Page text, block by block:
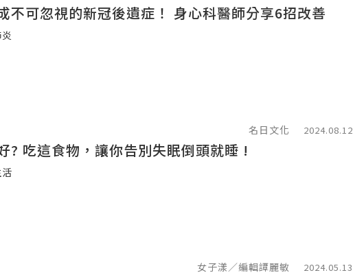
不可忽視的新冠後遺症！ 身心科醫師分享6招改善
名日文化 2024.08.12
? 吃這食物，讓你告別失眠倒頭就睡 !
女子漾／編輯譚麗敏 2024.05.13